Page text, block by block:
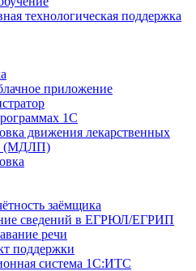
технологическая поддержка
приложение
1С
движения лекарственных
(МДЛП)
заёмщика
сведений в ЕГРЮЛ/ЕГРИП
речи
поддержки
система 1С:ИТС